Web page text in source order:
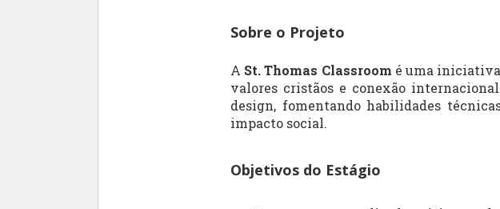
Sobre o Projeto
A St. Thomas Classroom é uma
valores cristãos e conexão
design, fomentando habilidades
impacto social.
Objetivos do Estágio